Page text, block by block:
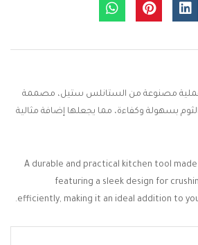
مصنوعة من الستانلس ستيل، مصممة
بسهولة وكفاءة، مما يجعلها إضافة مثالية
A durable and practical kitchen tool
featuring a sleek design for
efficiently, making it an ideal addition to